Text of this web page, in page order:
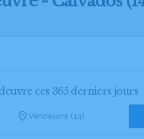
ces 365 derniers jours
Vendeuvre (14)